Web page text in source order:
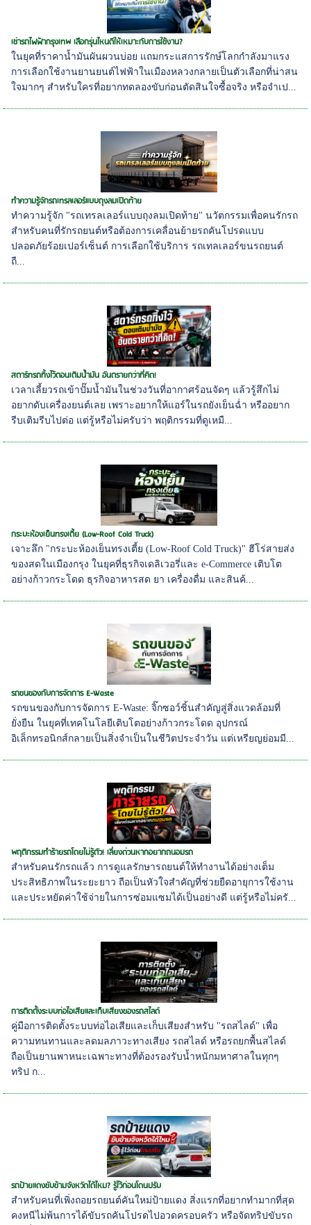
เช่ารถไฟฟ้ากรุงเทพ เลือกรุ่นไหนดีให้เหมาะกับการใช้งาน?
ในยุคที่ราคาน้ำมันผันผวนบ่อย แถมกระแสการรักษ์โลกกำลังมาแรง
การเลือกใช้งานยานยนต์ไฟฟ้าในเมืองหลวงกลายเป็นตัวเลือกที่น่าสน
ใจมากๆ สำหรับใครที่อยากทดลองขับก่อนตัดสินใจซื้อจริง หรือจำเป...
ทำความรู้จักรถเทรลเลอร์แบบถุงลมเปิดท้าย
ทำความรู้จัก "รถเทรลเลอร์แบบถุงลมเปิดท้าย" นวัตกรรมเพื่อคนรักรถ
สำหรับคนที่รักรถยนต์หรือต้องการเคลื่อนย้ายรถคันโปรดแบบ
ปลอดภัยร้อยเปอร์เซ็นต์ การเลือกใช้บริการ รถเทลเลอร์ขนรถยนต์
ถื...
สตาร์ทรถทิ้งไว้ตอนเติมน้ำมัน อันตรายกว่าที่คิด!
เวลาเลี้ยวรถเข้าปั๊มน้ำมันในช่วงวันที่อากาศร้อนจัดๆ แล้วรู้สึกไม่
อยากดับเครื่องยนต์เลย เพราะอยากให้แอร์ในรถยังเย็นฉ่ำ หรืออยาก
รีบเติมรีบไปต่อ แต่รู้หรือไม่ครับว่า พฤติกรรมที่ดูเหมื...
กระบะห้องเย็นทรงเตี้ย (Low-Roof Cold Truck)
เจาะลึก "กระบะห้องเย็นทรงเตี้ย (Low-Roof Cold Truck)" ฮีโร่สายส่ง
ของสดในเมืองกรุง ในยุคที่ธุรกิจเดลิเวอรี่และ e-Commerce เติบโต
อย่างก้าวกระโดด ธุรกิจอาหารสด ยา เครื่องดื่ม และสินค้...
รถขนของกับการจัดการ E-Waste
รถขนของกับการจัดการ E-Waste: จิ๊กซอว์ชิ้นสำคัญสู่สิ่งแวดล้อมที่
ยั่งยืน ในยุคที่เทคโนโลยีเติบโตอย่างก้าวกระโดด อุปกรณ์
อิเล็กทรอนิกส์กลายเป็นสิ่งจำเป็นในชีวิตประจำวัน แต่เหรียญย่อมมี...
พฤติกรรมทำร้ายรถโดยไม่รู้ตัว! เลี่ยงด่วนหากอยากถนอมรถ
สำหรับคนรักรถแล้ว การดูแลรักษารถยนต์ให้ทำงานได้อย่างเต็ม
ประสิทธิภาพในระยะยาว ถือเป็นหัวใจสำคัญที่ช่วยยืดอายุการใช้งาน
และประหยัดค่าใช้จ่ายในการซ่อมแซมได้เป็นอย่างดี แต่รู้หรือไม่ครั...
การติดตั้งระบบท่อไอเสียและเก็บเสียงของรถสไลด์
คู่มือการติดตั้งระบบท่อไอเสียและเก็บเสียงสำหรับ "รถสไลด์" เพื่อ
ความทนทานและลดมลภาวะทางเสียง รถสไลด์ หรือรถยกพื้นสไลด์
ถือเป็นยานพาหนะเฉพาะทางที่ต้องรองรับน้ำหนักมหาศาลในทุกๆ
ทริป ก...
รถป้ายแดงขับข้ามจังหวัดได้ไหม? รู้ไว้ก่อนโดนปรับ
สำหรับคนที่เพิ่งถอยรถยนต์คันใหม่ป้ายแดง สิ่งแรกที่อยากทำมากที่สุด
คงหนีไม่พ้นการได้ขับรถคันโปรดไปอวดครอบครัว หรือจัดทริปขับรถ